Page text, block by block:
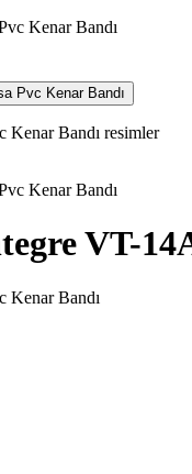
Kenar Bandı resimler
VT-
Kenar Bandı